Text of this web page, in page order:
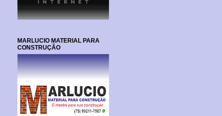
MARLUCIO MATERIAL PARA
CONSTRUÇÃO